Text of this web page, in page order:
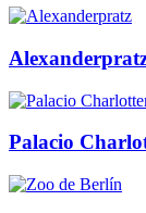
Palacio